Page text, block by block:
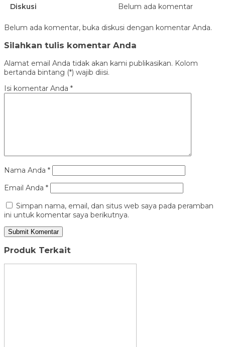
Diskusi Belum ada komentar
Belum ada komentar, buka diskusi dengan komentar Anda.
Silahkan tulis komentar Anda
Alamat email Anda tidak akan kami publikasikan. Kolom
bertanda bintang (*) wajib diisi.
Isi komentar Anda *
Nama Anda *
Email Anda *
Simpan nama, email, dan situs web saya pada peramban
ini untuk komentar saya berikutnya.
Produk Terkait